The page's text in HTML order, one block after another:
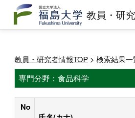
教員・研
教員・研究者情報TOP > 検索結果一
専門分野：食品科学
No